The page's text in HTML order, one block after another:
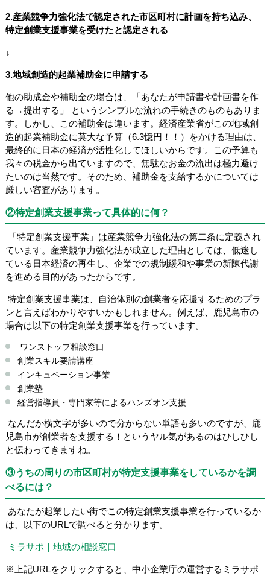
2.産業競争力強化法で認定された市区町村に計画を持ち込み、
特定創業支援事業を受けたと認定される
↓
3.地域創造的起業補助金に申請する
他の助成金や補助金の場合は、「あなたが申請書や計画書を作
る→提出する」 というシンプルな流れの手続きのものもありま
す。しかし、この補助金は違います。経済産業省がこの地域創
造的起業補助金に莫大な予算（6.3憶円！！）をかける理由は、
最終的に日本の経済が活性化してほしいからです。この予算も
我々の税金から出ていますので、無駄なお金の流出は極力避け
たいのは当然です。そのため、補助金を支給するかについては
厳しい審査があります。
②特定創業支援事業って具体的に何？
「特定創業支援事業」は産業競争力強化法の第二条に定義され
ています。産業競争力強化法が成立した理由としては、低迷し
ている日本経済の再生し、企業での規制緩和や事業の新陳代謝
を進める目的があったからです。
特定創業支援事業は、自治体別の創業者を応援するためのプラ
ンと言えばわかりやすいかもしれません。例えば、鹿児島市の
場合は以下の特定創業支援事業を行っています。
ワンストップ相談窓口
創業スキル要請講座
インキュベーション事業
創業塾
経営指導員・専門家等によるハンズオン支援
なんだか横文字が多いので分からない単語も多いのですが、鹿
児島市が創業者を支援する！というヤル気があるのはひしひし
と伝わってきますね。
③うちの周りの市区町村が特定支援事業をしているかを調
べるには？
あなたが起業したい街でこの特定創業支援事業を行っているか
は、以下のURLで調べると分かります。
ミラサポ｜地域の相談窓口
※上記URLをクリックすると、中小企業庁の運営するミラサポ